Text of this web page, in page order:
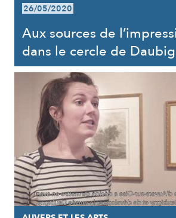
26/05/2020
Aux sources de
dans le cercle de